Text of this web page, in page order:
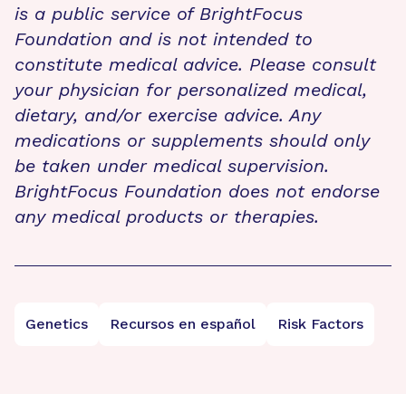
is a public service of BrightFocus
Foundation and is not intended to
constitute medical advice. Please consult
your physician for personalized medical,
dietary, and/or exercise advice. Any
medications or supplements should only
be taken under medical supervision.
BrightFocus Foundation does not endorse
any medical products or therapies.
Genetics Recursos en español Risk Factors